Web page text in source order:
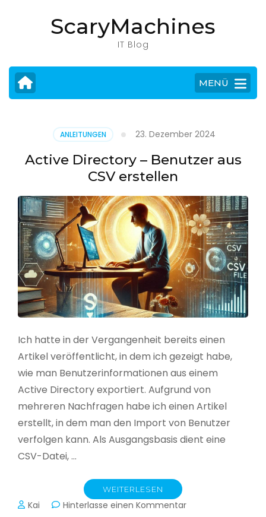
drücken)
ScaryMachines
IT Blog
MENÜ
ANLEITUNGEN 23. Dezember 2024
Active Directory – Benutzer aus
CSV erstellen
Ich hatte in der Vergangenheit bereits einen
Artikel veröffentlicht, in dem ich gezeigt habe,
wie man Benutzerinformationen aus einem
Active Directory exportiert. Aufgrund von
mehreren Nachfragen habe ich einen Artikel
erstellt, in dem man den Import von Benutzer
verfolgen kann. Als Ausgangsbasis dient eine
CSV-Datei, …
WEITERLESEN
Kai Hinterlasse einen Kommentarzu